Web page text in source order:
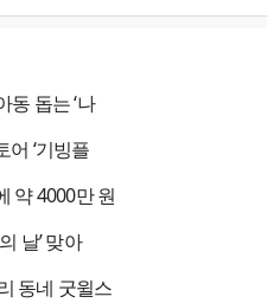
동 돕는 ‘나
‘기빙플
약 4000만 원
날’ 맞아
동네 굿윌스